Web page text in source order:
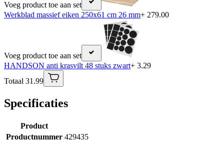
Voeg product toe aan set
Werkblad massief eiken 250x61 cm 26 mm+ 279.00
Voeg product toe aan set
HANDSON anti krasvilt 48 stuks zwart+ 3.29
Totaal 31.99
Specificaties
Product
Productnummer 429435